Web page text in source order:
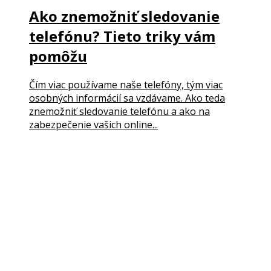
Ako znemožniť sledovanie
telefónu? Tieto triky vám
pomôžu
Čím viac používame naše telefóny, tým viac
osobných informácií sa vzdávame. Ako teda
znemožniť sledovanie telefónu a ako na
zabezpečenie vašich online...